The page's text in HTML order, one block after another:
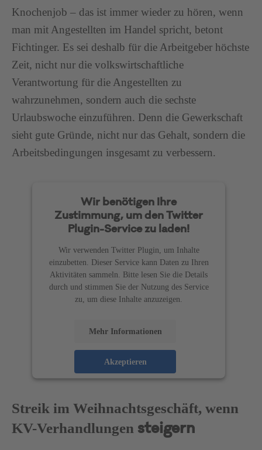
Knochenjob – das ist immer wieder zu hören, wenn
man mit Angestellten im Handel spricht, betont
Fichtinger. Es sei deshalb für die Arbeitgeber höchste
Zeit, nicht nur die volkswirtschaftliche
Verantwortung für die Angestellten zu
wahrzunehmen, sondern auch die sechste
Urlaubswoche einzuführen. Denn die Gewerkschaft
sieht gute Gründe, nicht nur das Gehalt, sondern die
Arbeitsbedingungen insgesamt zu verbessern.
Wir benötigen Ihre
Zustimmung, um den Twitter
Plugin-Service zu laden!
Wir verwenden Twitter Plugin, um Inhalte
einzubetten. Dieser Service kann Daten zu Ihren
Aktivitäten sammeln. Bitte lesen Sie die Details
durch und stimmen Sie der Nutzung des Service
zu, um diese Inhalte anzuzeigen.
Mehr Informationen
Akzeptieren
Streik im Weihnachtsgeschäft, wenn
KV-Verhandlungen steigern